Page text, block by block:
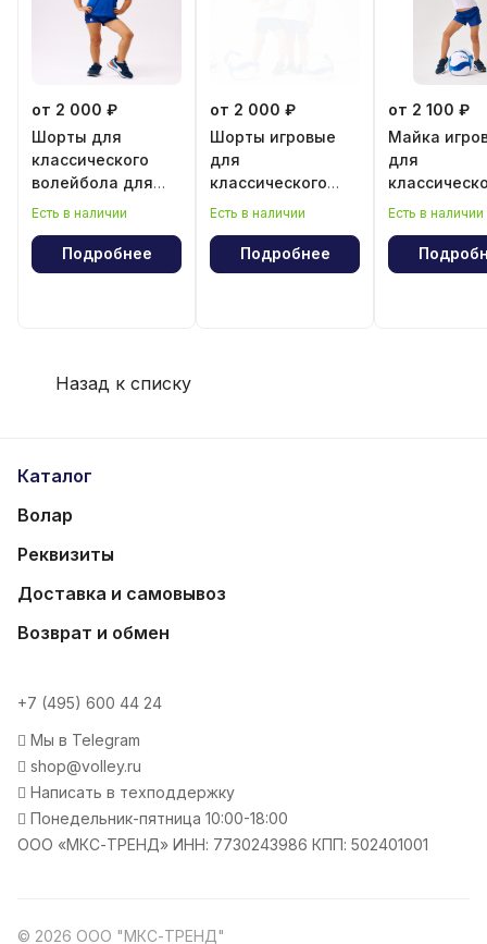
от 2 000 ₽
Шорты для
классического
волейбола для
девочки
Есть в наличии
Подробнее
от 2 000 ₽
Шорты игровые
для
классического
волейбола для
Есть в наличии
Подробнее
от 2 100 ₽
Майка
для
волейбола
Есть в наличии
Назад к списку
Каталог
Волар
Реквизиты
Доставка и самовывоз
Возврат и обмен
+7 (495) 600 44 24
Мы в Telegram
shop@volley.ru
Написать в техподдержку
Понедельник-пятница 10:00-18:00
ООО «МКС-ТРЕНД» ИНН: 7730243986 КПП: 502401001
© 2026 ООО "МКС-ТРЕНД"